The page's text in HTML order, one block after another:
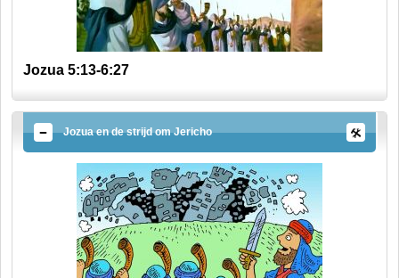
Jozua 5:13-6:27
Jozua en de strijd om Jericho